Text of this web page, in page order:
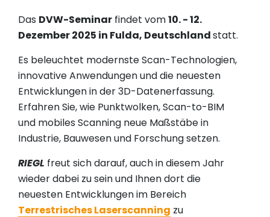
Das DVW-Seminar findet vom10. - 12.
Dezember 2025 in Fulda, Deutschlandstatt.
Es beleuchtet modernste Scan-Technologien,
innovative Anwendungen und die neuesten
Entwicklungen in der 3D-Datenerfassung.
Erfahren Sie, wie Punktwolken, Scan-to-BIM
und mobiles Scanning neue Maßstäbe in
Industrie, Bauwesen und Forschung setzen.
RIEGL freut sich darauf, auch in diesem Jahr
wieder dabei zu sein und Ihnen dort die
neuesten Entwicklungen im Bereich
Terrestrisches Laserscanning zu